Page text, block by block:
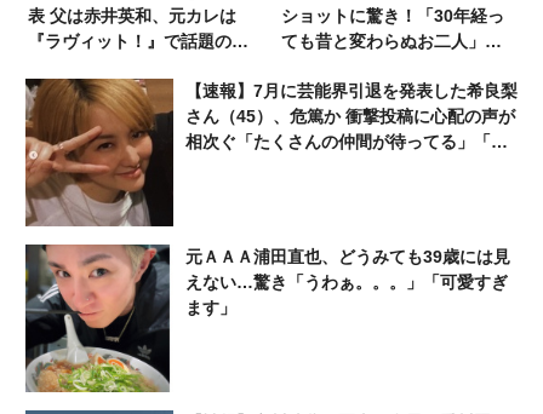
表 父は赤井英和、元カレは
『ラヴィット！』で話題の人
ショットに驚き！「30年経っ
ても昔と変わらぬお二人」
【速報】7月に芸能界引退を発表した希良梨
さん（45）、危篤か 衝撃投稿に心配の声が
相次ぐ「たくさんの仲間が待ってる」「帰
元ＡＡＡ浦田直也、どうみても39歳には見
えない…驚き「うわぁ。。。」「可愛すぎ
ます」